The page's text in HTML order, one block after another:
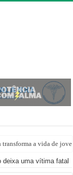
a vida de
deixa uma vítima fatal